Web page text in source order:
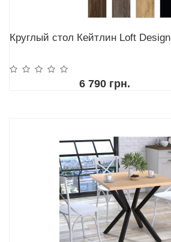
Круглый стол Кейтлин Loft Design
6 790 грн.